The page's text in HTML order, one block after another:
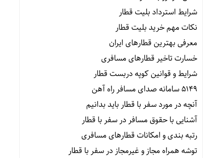
شرایط استرداد بلیت قطار
نکات مهم خرید بلیت قطار
معرفی بهترین قطارهای ایران
خسارت تاخیر قطارهای مسافری
شرایط و قوانین کوپه دربست قطار
۵۱۴۹ سامانه صدای مسافر راه آهن
آنچه در مورد سفر با قطار باید بدانیم
آشنایی با حقوق مسافر در سفر با قطار
رتبه بندی و امکانات قطارهای مسافری
توشه همراه مجاز و غیرمجاز در سفر با قطار